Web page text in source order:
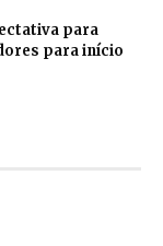
para
para início